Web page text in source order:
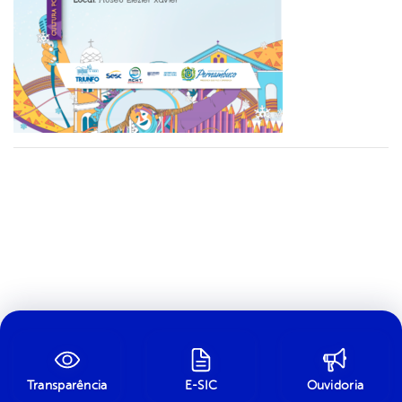
Transparência E-SIC Ouvidoria